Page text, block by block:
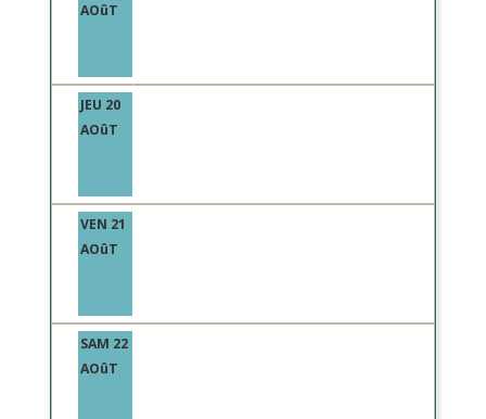
AOûT
JEU 20
AOûT
VEN 21
AOûT
SAM 22
AOûT